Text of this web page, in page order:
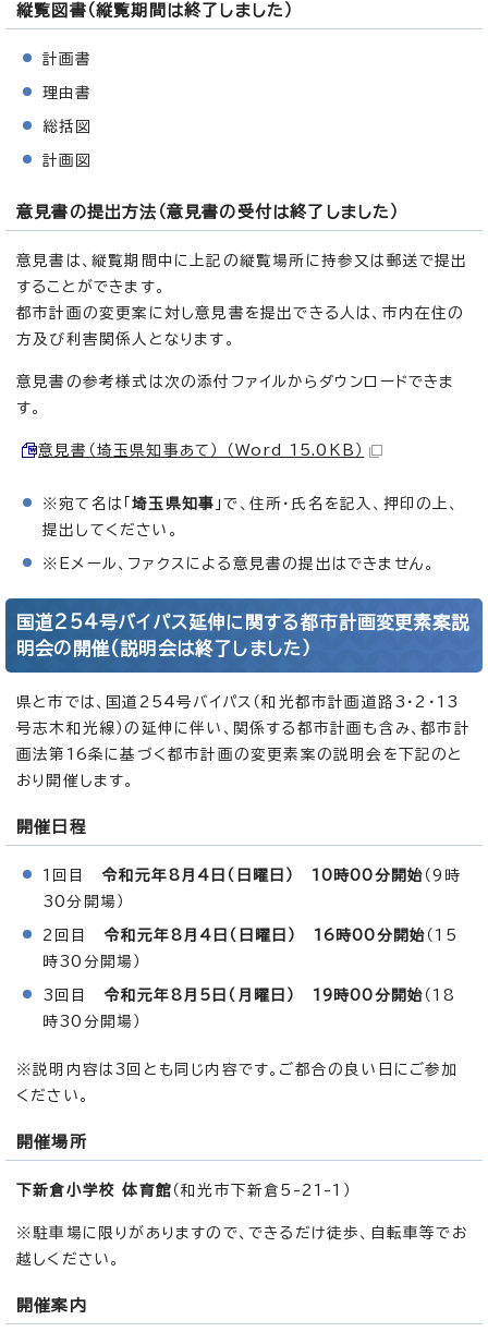
縦覧図書（縦覧期間は終了しました）
計画書
理由書
総括図
計画図
意見書の提出方法（意見書の受付は終了しました）
意見書は、縦覧期間中に上記の縦覧場所に持参又は郵送で提出
することができます。
都市計画の変更案に対し意見書を提出できる人は、市内在住の
方及び利害関係人となります。
意見書の参考様式は次の添付ファイルからダウンロードできま
す。
意見書（埼玉県知事あて） （Word 15.0KB）
※宛て名は「埼玉県知事 」で、住所・氏名を記入、押印の上、
提出してください。
※Eメール、ファクスによる意見書の提出はできません。
国道254号バイパス延伸に関する都市計画変更素案説
明会の開催(説明会は終了しました）
県と市では、国道254号バイパス（和光都市計画道路3・2・13
号志木和光線）の延伸に伴い、関係する都市計画も含み、都市計
画法第16条に基づく都市計画の変更素案の説明会を下記のと
おり開催します。
開催日程
1回目令和元年8月4日（日曜日） 10時00分開始 （9時
30分開場）
2回目令和元年8月4日（日曜日） 16時00分開始 （15
時30分開場）
3回目令和元年8月5日（月曜日） 19時00分開始 （18
時30分開場）
※説明内容は3回とも同じ内容です。ご都合の良い日にご参加
ください。
開催場所
下新倉小学校 体育館 （和光市下新倉5-21-1）
※駐車場に限りがありますので、できるだけ徒歩、自転車等でお
越しください。
開催案内